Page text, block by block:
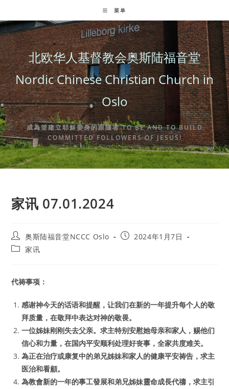
to
content
菜单
北欧华人基督教会奥斯陆福音堂
Nordic Chinese Christian Church in
Oslo
成為並建立耶穌委身的跟隨者 TO BE AND TO BUILD
COMMITTED FOLLOWERS OF JESUS!
家讯 07.01.2024
Post
author:
奥斯陆福音堂NCCC Oslo
Post2024年1月7日
Post家讯
代祷事项：
感谢神今天的话语和提醒，让我们在新的一年提升每个人的敬
拜质量，在敬拜中表达对神的敬畏。
一位姊妹刚刚失去父亲。求主特别安慰她母亲和家人，赐他们
信心和力量，在国内平安顺利处理好丧事，全家共度难关。
為正在治疗或康复中的弟兄姊妹和家人的健康平安祷告，求主
医治和看顧。
為教會新的一年的事工發展和弟兄姊妹靈命成長代禱，求主引